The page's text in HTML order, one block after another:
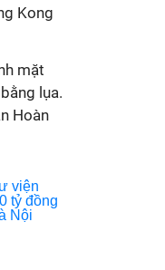
Kong
mặt
lụa.
Hoàn